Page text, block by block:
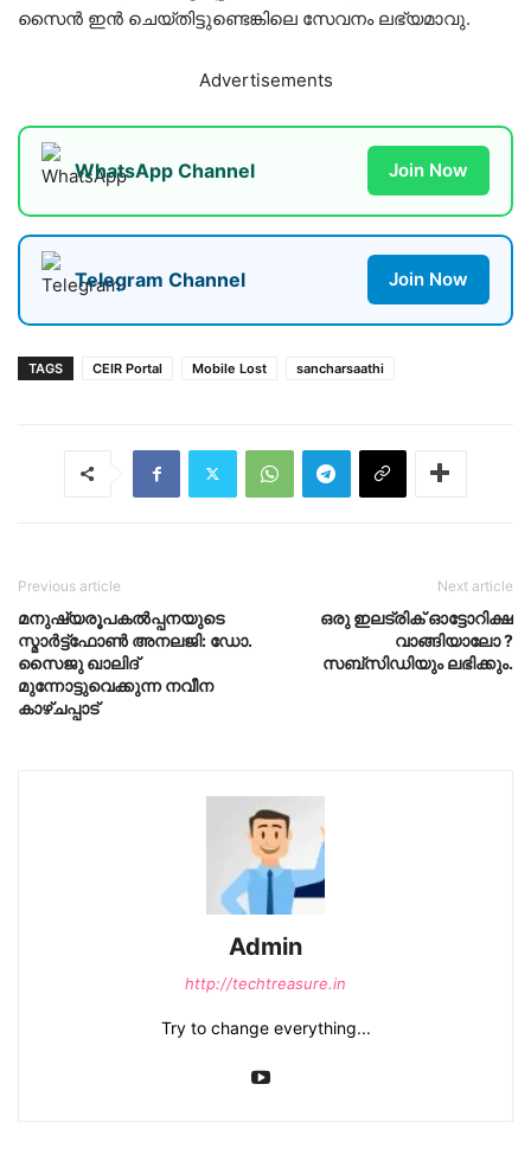
സൈന്‍ ഇന്‍ ചെയ്തിട്ടുണ്ടെങ്കിലെ സേവനം ലഭ്യമാവു.
Advertisements
WhatsApp Channel Join Now
Telegram Channel Join Now
TAGS CEIR Portal Mobile Lost sancharsaathi
Previous article
മനുഷ്യരൂപകൽപ്പനയുടെ
സ്മാർട്ട്‌ഫോൺ അനലജി: ഡോ.
സൈജു ഖാലിദ്
മുന്നോട്ടുവെക്കുന്ന നവീന
കാഴ്ചപ്പാട്
Next article
ഒരു ഇലട്രിക് ഓട്ടോറിക്ഷ
വാങ്ങിയാലോ ?
സബ്സിഡിയും ലഭിക്കും.
Admin
http://techtreasure.in
Try to change everything...